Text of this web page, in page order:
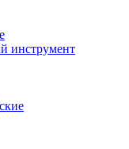
инструмент